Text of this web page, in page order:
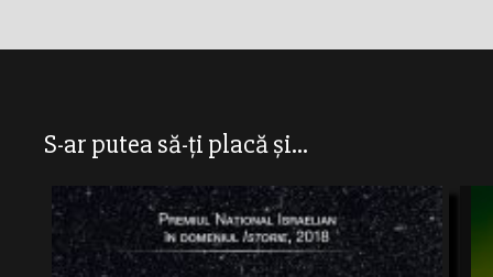
S-ar putea să-ți placă și...